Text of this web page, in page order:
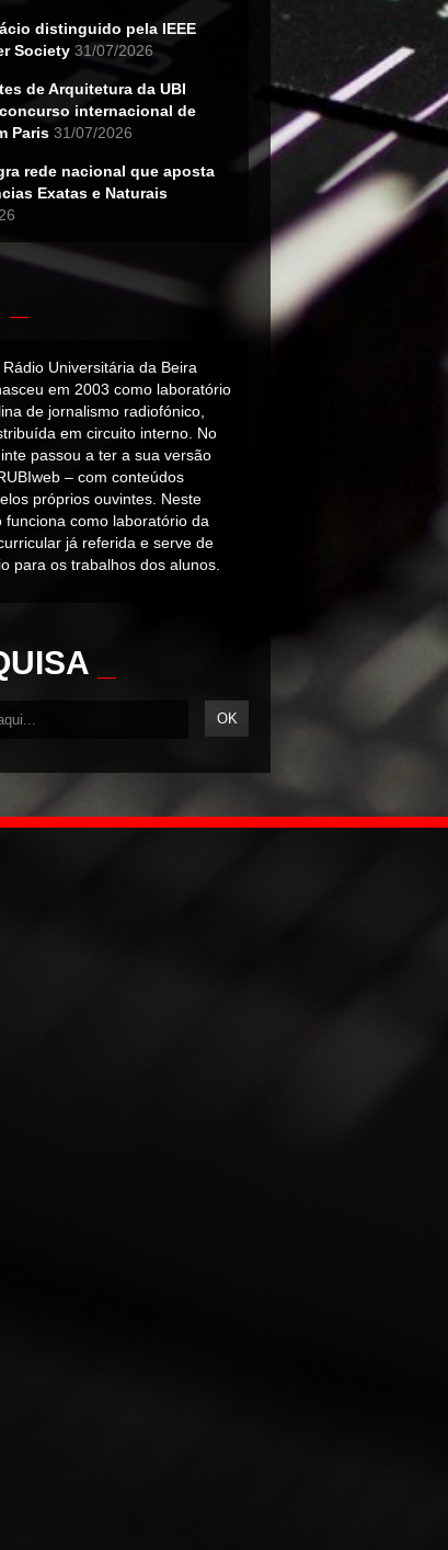
distinguido pela IEEE
Society 31/07/2026
de Arquitetura da UBI
internacional de
Paris 31/07/2026
rede nacional que aposta
Exatas e Naturais
Rádio Universitária da Beira
em 2003 como laboratório
de jornalismo radiofónico,
em circuito interno. No
passou a ter a sua versão
– com conteúdos
próprios ouvintes. Neste
funciona como laboratório da
já referida e serve de
para os trabalhos dos alunos.